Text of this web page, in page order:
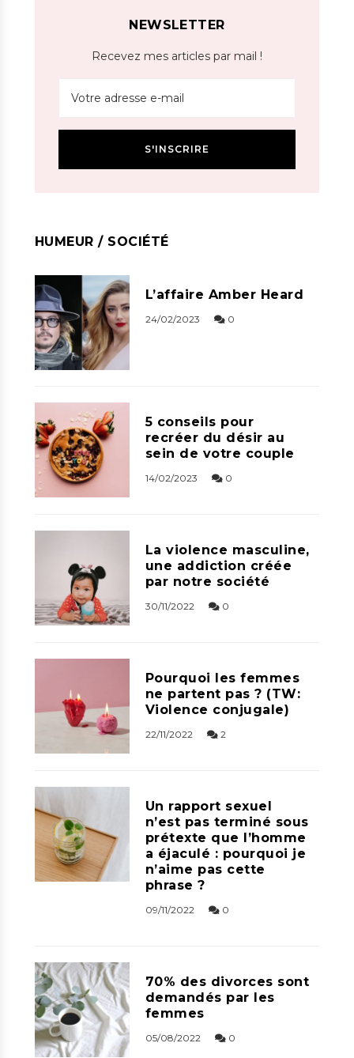
NEWSLETTER
Recevez mes articles par mail !
HUMEUR / SOCIÉTÉ
L’affaire Amber Heard
24/02/2023 0
5 conseils pour
recréer du désir au
sein de votre couple
14/02/2023 0
La violence masculine,
une addiction créée
par notre société
30/11/2022 0
Pourquoi les femmes
ne partent pas ? (TW:
Violence conjugale)
22/11/2022 2
Un rapport sexuel
n’est pas terminé sous
prétexte que l’homme
a éjaculé : pourquoi je
n’aime pas cette
phrase ?
09/11/2022 0
70% des divorces sont
demandés par les
femmes
05/08/2022 0